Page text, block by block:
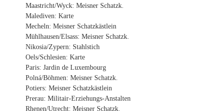
Maastricht/Wyck: Meisner Schatzk.
Malediven: Karte
Mecheln: Meisner Schatzkästlein
Mühlhausen/Elsass: Meisner Schatzk.
Nikosia/Zypern: Stahlstich
Oels/Schlesien: Karte
Paris: Jardin de Luxembourg
Polná/Böhmen: Meisner Schatzk.
Potiers: Meisner Schatzkästlein
Prerau: Militair-Erziehungs-Anstalten
Rhenen/Utrecht: Meisner Schatzk.